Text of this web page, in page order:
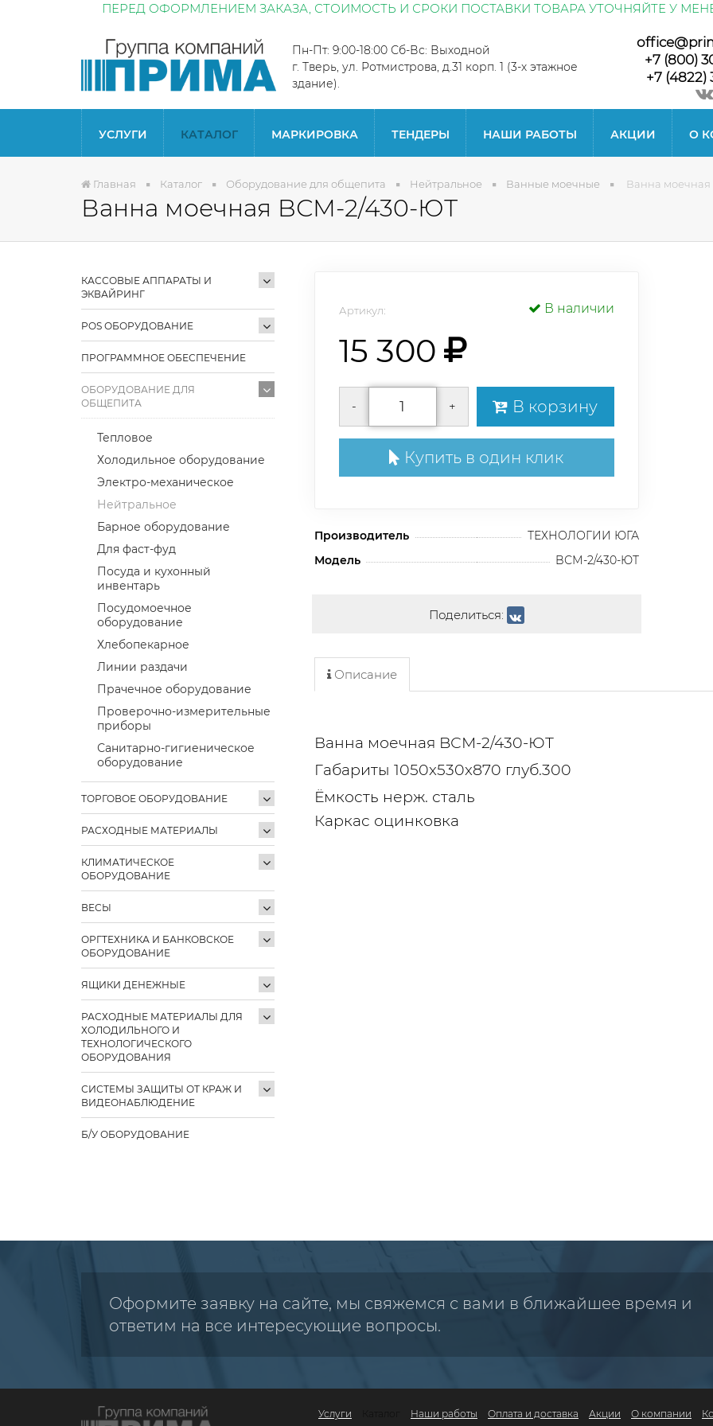
ПЕРЕД ОФОРМЛЕНИЕМ ЗАКАЗА, СТОИМОСТЬ И СРОКИ ПОСТАВКИ ТОВАРА УТОЧНЯЙТЕ У
Пн-Пт: 9:00-18:00 Сб-Вс: Выходной
г. Тверь, ул. Ротмистрова, д.31 корп. 1 (3-х этажное
здание).
+7 (800)
+7 (4822)
УСЛУГИ КАТАЛОГ МАРКИРОВКА ТЕНДЕРЫ НАШИ РАБОТЫ АКЦИИ О
Главная Каталог Оборудование для общепита Нейтральное Ванные моечные Ванна
Ванна моечная BСМ-2/430-ЮТ
КАССОВЫЕ АППАРАТЫ И
ЭКВАЙРИНГ
POS ОБОРУДОВАНИЕ
ПРОГРАММНОЕ ОБЕСПЕЧЕНИЕ
ОБОРУДОВАНИЕ ДЛЯ
ОБЩЕПИТА
Тепловое
Холодильное оборудование
Электро-механическое
Нейтральное
Барное оборудование
Для фаст-фуд
Посуда и кухонный
инвентарь
Посудомоечное
оборудование
Хлебопекарное
Линии раздачи
Прачечное оборудование
Проверочно-измерительные
приборы
Санитарно-гигиеническое
оборудование
ТОРГОВОЕ ОБОРУДОВАНИЕ
РАСХОДНЫЕ МАТЕРИАЛЫ
КЛИМАТИЧЕСКОЕ
ОБОРУДОВАНИЕ
ВЕСЫ
ОРГТЕХНИКА И БАНКОВСКОЕ
ОБОРУДОВАНИЕ
ЯЩИКИ ДЕНЕЖНЫЕ
РАСХОДНЫЕ МАТЕРИАЛЫ ДЛЯ
ХОЛОДИЛЬНОГО И
ТЕХНОЛОГИЧЕСКОГО
ОБОРУДОВАНИЯ
СИСТЕМЫ ЗАЩИТЫ ОТ КРАЖ И
ВИДЕОНАБЛЮДЕНИЕ
Б/У ОБОРУДОВАНИЕ
Артикул: В наличии
15 300
- + В корзину
Купить в один клик
Производитель
ТЕХНОЛОГИИ ЮГА
Модель
BСМ-2/430-ЮТ
Поделиться:
Описание
Ванна моечная BСМ-2/430-ЮТ
Габариты 1050х530х870 глуб.300
Ёмкость нерж. сталь
Каркас оцинковка
Оформите заявку на сайте, мы свяжемся с вами в ближайшее время и
ответим на все интересующие вопросы.
Услуги Наши работы Оплата и доставка Акции О компании